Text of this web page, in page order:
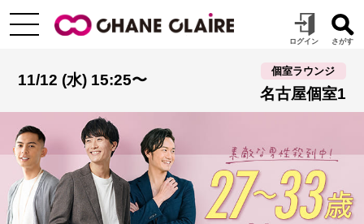
11/12 (水) 15:25〜
個室ラウンジ
名古屋個室1